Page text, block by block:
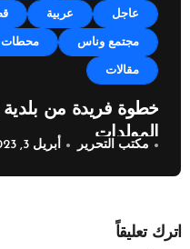
عاجل عربية
مجتمع وناس محطات
مقالات
خطوة فريدة من
المولدات
مكتب التحرير أبريل 3, 2023
اترك تعليقاً